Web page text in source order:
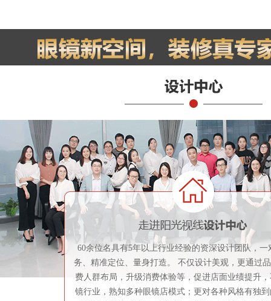
60余位名具有5年以上行业经验的资深设计团队，一
务、精准定位、量身打造。 不仅设计美观，更通过
费人群布局，升级消费体验等，促进店面业绩提升
镜行业，熟知多种眼镜店模式；更对各种风格有独